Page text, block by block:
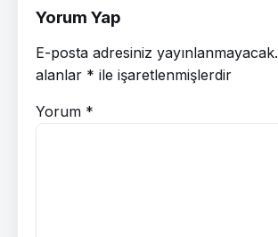
Yorum Yap
E-posta adresiniz yayınlanmayacak.
alanlar * ile işaretlenmişlerdir
Yorum *